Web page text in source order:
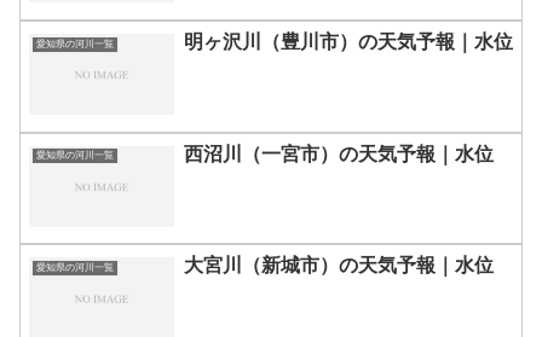
愛知県の河川一覧 明ヶ沢川（豊川市）の天気予報｜水位
愛知県の河川一覧 西沼川（一宮市）の天気予報｜水位
愛知県の河川一覧 大宮川（新城市）の天気予報｜水位